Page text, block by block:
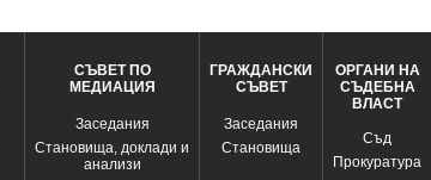
СЪВЕТ ПО
МЕДИАЦИЯ
Заседания
Становища, доклади и
анализи
ГРАЖДАНСКИ
СЪВЕТ
Заседания
Становища
ОРГАНИ НА
СЪДЕБНА
ВЛАСТ
Съд
Прокуратура